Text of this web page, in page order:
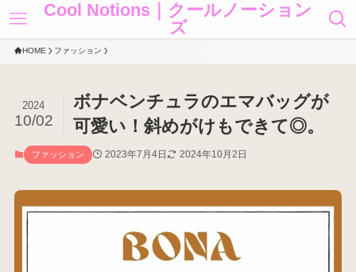
Cool Notions｜クールノーション
ズ
HOME ファッション
ボナベンチュラのエマバッグが
可愛い！斜めがけもできて◎。
2024
10/02
ファッション 2023年7月4日 2024年10月2日